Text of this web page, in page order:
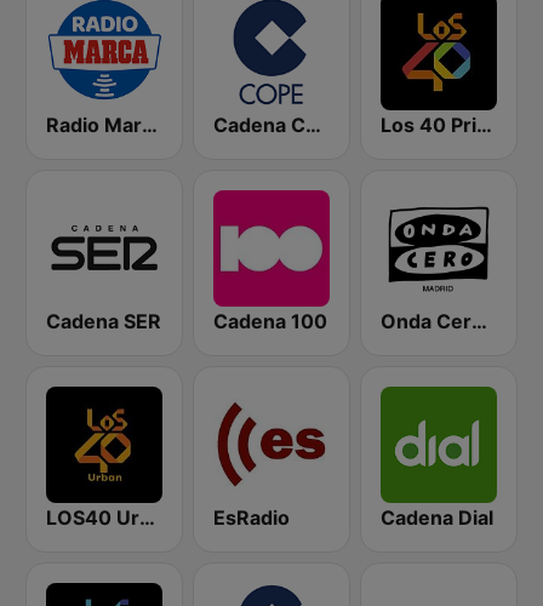
Radio Marca Nacional Cadena COPE Los 40 Principales
Cadena SER Cadena 100 Onda Cero Madrid
LOS40 Urban EsRadio Cadena Dial